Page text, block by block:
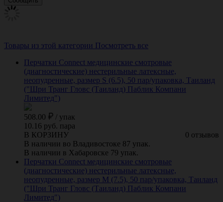
Товары из этой категории Посмотреть все
Перчатки Connect медицинские смотровые
(диагностические) нестерильные латексные,
неопудренные, размер S (6.5), 50 пар/упаковка, Таиланд
("Шри Транг Гловс (Таиланд) Паблик Компани
Лимитед")
508.00 / упак
10.16 руб. пара
0 отзывов
В КОРЗИНУ
В наличии во Владивостоке 87 упак.
В наличии в Хабаровске 79 упак.
Перчатки Connect медицинские смотровые
(диагностические) нестерильные латексные,
неопудренные, размер M (7.5), 50 пар/упаковка, Таиланд
("Шри Транг Гловс (Таиланд) Паблик Компани
Лимитед")